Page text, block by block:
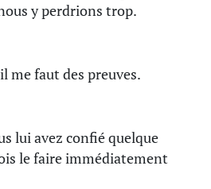
y perdrions trop.
me faut des preuves.
lui avez confié quelque
le faire immédiatement